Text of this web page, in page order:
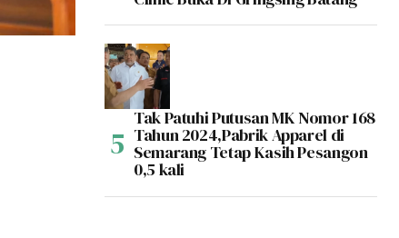
Tak Patuhi Putusan MK Nomor 168
Tahun 2024,Pabrik Apparel di
Semarang Tetap Kasih Pesangon
0,5 kali